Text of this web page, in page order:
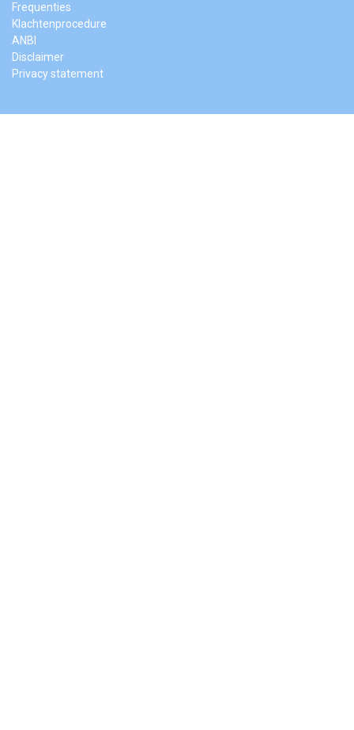
Frequenties
Klachtenprocedure
ANBI
Disclaimer
Privacy statement